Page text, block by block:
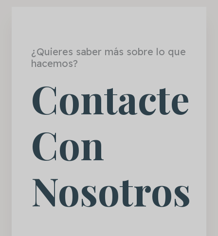
¿Quieres saber más sobre lo que
hacemos?
Contacte
Con
Nosotros